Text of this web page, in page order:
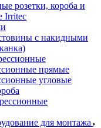
розетки, короба и
Irritec
с накидными
прямые
угловые
для монтажа